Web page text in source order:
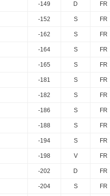
-149 D FR
-152 S FR
-162 S FR
-164 S FR
-165 S FR
-181 S FR
-182 S FR
-186 S FR
-188 S FR
-194 S FR
-198 V FR
-202 D FR
-204 S FR